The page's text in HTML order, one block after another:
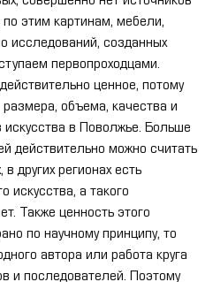
этим картинам, мебели,
исследований, созданных
первопроходцами.
ценное, потому
размера, объема, качества и
в Поволжье. Больше
действительно можно считать
других регионах есть
искусства, а такого
Также ценность этого
по научному принципу, то
автора или работа круга
и последователей. Поэтому